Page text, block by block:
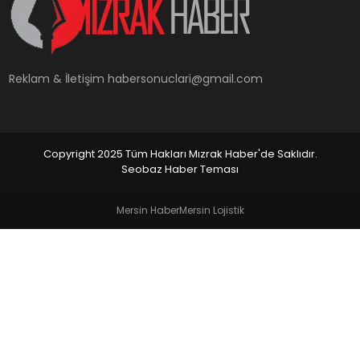
YAŞAM
Reklam & İletişimhabersonuclari@gmail.com
Copyright 2025 Tüm Hakları Mızrak Haber'de Saklıdır.
Seobaz Haber Teması
Mersin HaberMersin Lojistik